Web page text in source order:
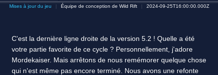
Mises à jour du jeu Équipe de conception de Wild Rift 2024-09-25T16:00:00.000Z
C'est la dernière ligne droite de la version 5.2 ! Quelle a été
votre partie favorite de ce cycle ? Personnellement, j'adore
Mordekaiser. Mais arrêtons de nous remémorer quelque chose
qui n'est même pas encore terminé. Nous avons une refonte